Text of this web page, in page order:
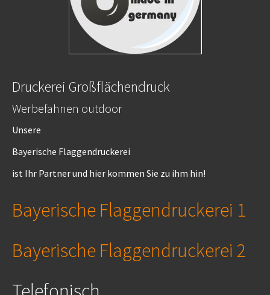
Druckerei Großflächendruck
Werbefahnen outdoor
Unsere
Bayerische Flaggendruckerei
ist Ihr Partner und hier kommen Sie zu ihm hin!
Bayerische Flaggendruckerei 1
Bayerische Flaggendruckerei 2